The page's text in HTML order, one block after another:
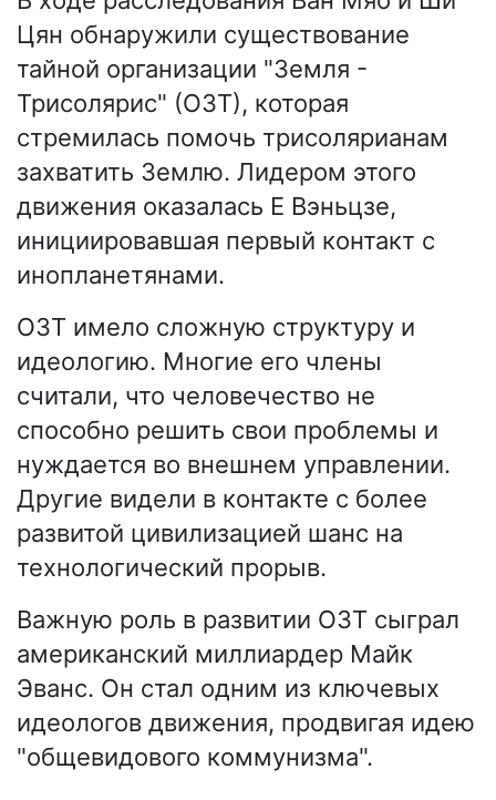
Цян обнаружили существование
тайной организации "Земля -
Трисолярис" (ОЗТ), которая
стремилась помочь трисолярианам
захватить Землю. Лидером этого
движения оказалась Е Вэньцзе,
инициировавшая первый контакт с
инопланетянами.
ОЗТ имело сложную структуру и
идеологию. Многие его члены
считали, что человечество не
способно решить свои проблемы и
нуждается во внешнем управлении.
Другие видели в контакте с более
развитой цивилизацией шанс на
технологический прорыв.
Важную роль в развитии ОЗТ сыграл
американский миллиардер Майк
Эванс. Он стал одним из ключевых
идеологов движения, продвигая идею
"общевидового коммунизма".